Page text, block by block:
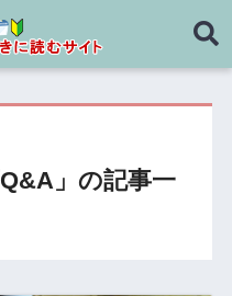
」の記事一